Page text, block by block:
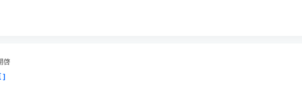
啓
]